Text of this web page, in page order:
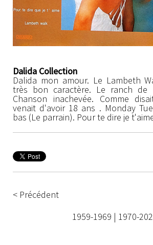
Dalida Collection
Dalida mon amour. Le Lambeth
très bon caractère. Le ranch de
Chanson inachevée. Comme
venait d'avoir 18 ans . Monday
bas (Le parrain). Pour te dire je
< Précédent
1959-1969 | 1970-